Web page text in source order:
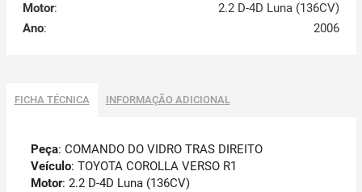
Motor:
2.2 D-4D Luna (136CV)
Ano: 2006
FICHA TÉCNICA INFORMAÇÃO ADICIONAL
Peça: COMANDO DO VIDRO TRAS DIREITO
Veículo: TOYOTA COROLLA VERSO R1
Motor: 2.2 D-4D Luna (136CV)